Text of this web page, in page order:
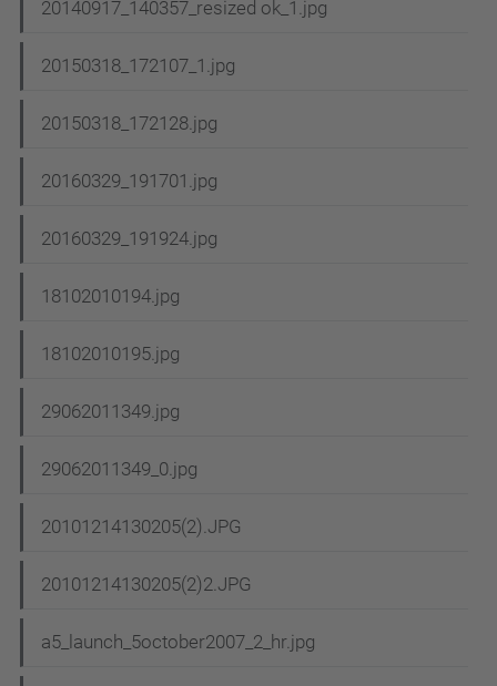
20140917_140357_resized ok_1.jpg
20150318_172107_1.jpg
20150318_172128.jpg
20160329_191701.jpg
20160329_191924.jpg
18102010194.jpg
18102010195.jpg
29062011349.jpg
29062011349_0.jpg
20101214130205(2).JPG
20101214130205(2)2.JPG
a5_launch_5october2007_2_hr.jpg